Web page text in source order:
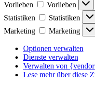
Vorlieben
Vorlieben
Statistiken
Statistiken
Marketing
Marketing
Optionen verwalten
Dienste verwalten
Verwalten von
Lese mehr über diese